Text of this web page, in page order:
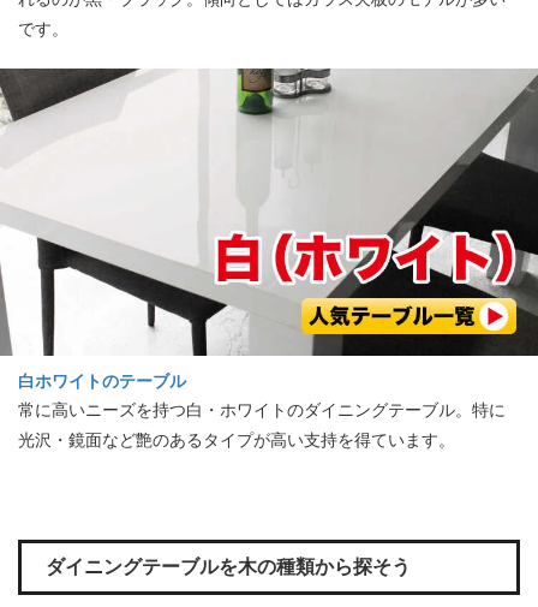
です。
白ホワイトのテーブル
常に高いニーズを持つ白・ホワイトのダイニングテーブル。特に
光沢・鏡面など艶のあるタイプが高い支持を得ています。
ダイニングテーブルを木の種類から探そう